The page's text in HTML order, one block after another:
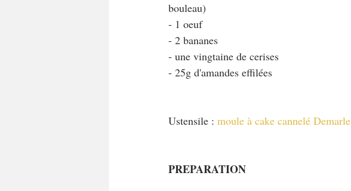
bouleau)
- 1 oeuf
- 2 bananes
- une vingtaine de cerises
- 25g d'amandes effilées
Ustensile : moule à cake cannelé Demarle
PREPARATION